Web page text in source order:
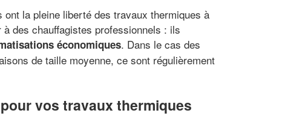
la pleine liberté des travaux thermiques à
des chauffagistes professionnels : ils
économiques. Dans le cas des
de taille moyenne, ce sont régulièrement
vos travaux thermiques